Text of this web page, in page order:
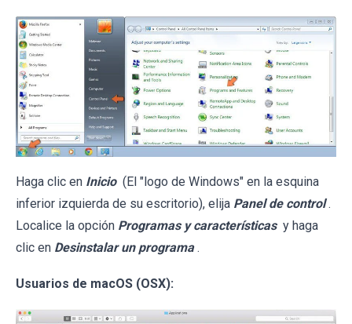
Haga clic en Inicio (El "logo de Windows" en la esquina
inferior izquierda de su escritorio), elija Panel de control .
Localice la opción Programas y características y haga
clic en Desinstalar un programa .
Usuarios de macOS (OSX):